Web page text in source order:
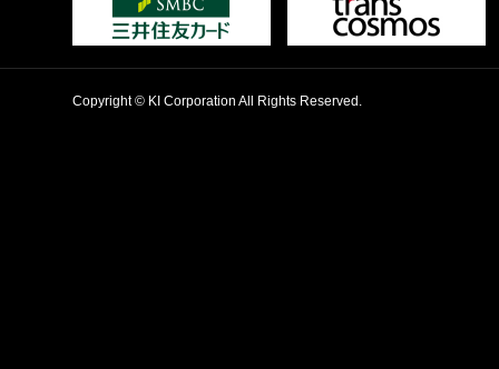
Copyright © KI Corporation All Rights Reserved.